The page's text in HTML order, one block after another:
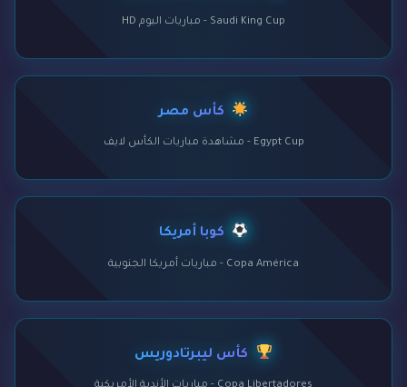
Saudi King Cup - مباريات اليوم HD
كأس مصر
Egypt Cup - مشاهدة مباريات الكأس لايف
كوبا أمريكا
Copa América - مباريات أمريكا الجنوبية
كأس ليبرتادوريس